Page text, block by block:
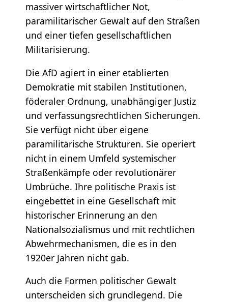
massiver wirtschaftlicher Not,
paramilitärischer Gewalt auf den Straßen
und einer tiefen gesellschaftlichen
Militarisierung.
Die AfD agiert in einer etablierten
Demokratie mit stabilen Institutionen,
föderaler Ordnung, unabhängiger Justiz
und verfassungsrechtlichen Sicherungen.
Sie verfügt nicht über eigene
paramilitärische Strukturen. Sie operiert
nicht in einem Umfeld systemischer
Straßenkämpfe oder revolutionärer
Umbrüche. Ihre politische Praxis ist
eingebettet in eine Gesellschaft mit
historischer Erinnerung an den
Nationalsozialismus und mit rechtlichen
Abwehrmechanismen, die es in den
1920er Jahren nicht gab.
Auch die Formen politischer Gewalt
unterscheiden sich grundlegend. Die